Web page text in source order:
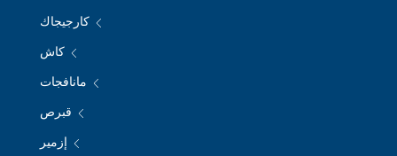
كارجيجاك
كاش
مانافجات
قبرص
إزمير